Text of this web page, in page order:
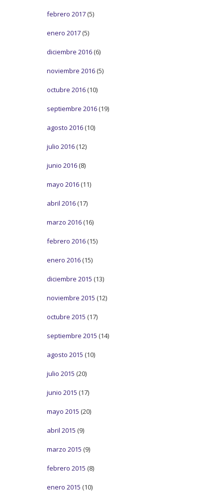
febrero 2017 (5)
enero 2017 (5)
diciembre 2016 (6)
noviembre 2016 (5)
octubre 2016 (10)
septiembre 2016 (19)
agosto 2016 (10)
julio 2016 (12)
junio 2016 (8)
mayo 2016 (11)
abril 2016 (17)
marzo 2016 (16)
febrero 2016 (15)
enero 2016 (15)
diciembre 2015 (13)
noviembre 2015 (12)
octubre 2015 (17)
septiembre 2015 (14)
agosto 2015 (10)
julio 2015 (20)
junio 2015 (17)
mayo 2015 (20)
abril 2015 (9)
marzo 2015 (9)
febrero 2015 (8)
enero 2015 (10)